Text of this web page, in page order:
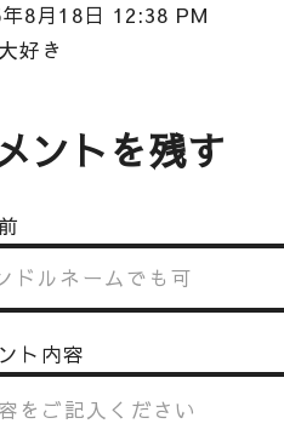
8月18日 12:38 PM
好き
ントを残す
ト内容